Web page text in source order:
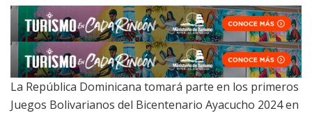
La República Dominicana tomará parte en los primeros
Juegos Bolivarianos del Bicentenario Ayacucho 2024 en